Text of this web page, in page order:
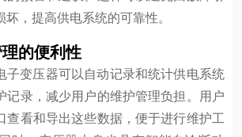
，提高供电系统的可靠性。
的便利性
子变压器可以自动记录和统计供电系统
记录，减少用户的维护管理负担。用户
查看和导出这些数据，便于进行维护工